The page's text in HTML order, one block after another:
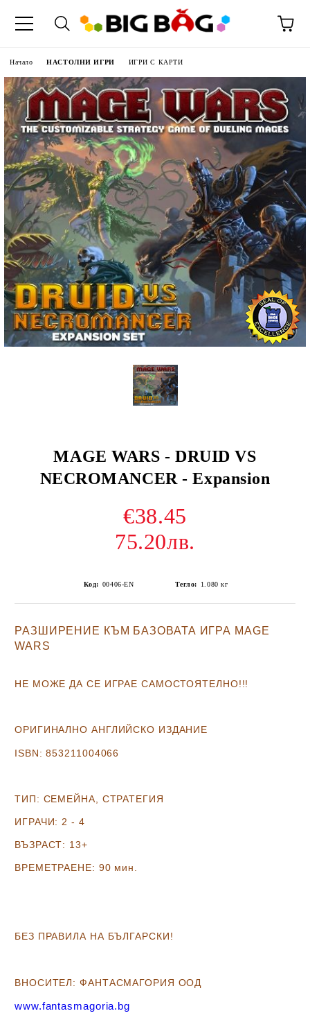
Начало НАСТОЛНИ ИГРИ ИГРИ С КАРТИ
MAGE WARS - DRUID VS
NECROMANCER - Expansion
€38.45
75.20лв.
Код: 00406-EN Тегло: 1.080 кг
РАЗШИРЕНИЕ КЪМ БАЗОВАТА ИГРА MAGE
WARS
НЕ МОЖЕ ДА СЕ ИГРАЕ САМОСТОЯТЕЛНО!!!
ОРИГИНАЛНО АНГЛИЙСКО ИЗДАНИЕ
ISBN: 853211004066
ТИП: СЕМЕЙНА, СТРАТЕГИЯ
ИГРАЧИ: 2 - 4
ВЪЗРАСТ: 13+
ВРЕМЕТРАЕНЕ: 90 мин.
БЕЗ ПРАВИЛА НА БЪЛГАРСКИ!
ВНОСИТЕЛ: ФАНТАСМАГОРИЯ ООД
www.fantasmagoria.bg